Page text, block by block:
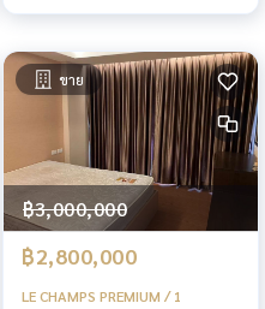
ขาย
฿3,000,000
฿2,800,000
LE CHAMPS PREMIUM / 1